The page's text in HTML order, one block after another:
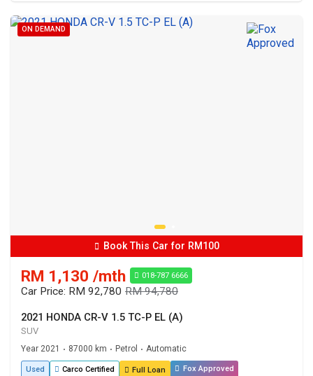
ON DEMAND
Book This Car for RM100
RM 1,130 /mth 018-787 6666
Car Price: RM 92,780 RM 94,780
2021 HONDA CR-V 1.5 TC-P EL (A)
SUV
Year 2021 • 87000 km • Petrol • Automatic
Used Carco Certified Full Loan Fox Approved